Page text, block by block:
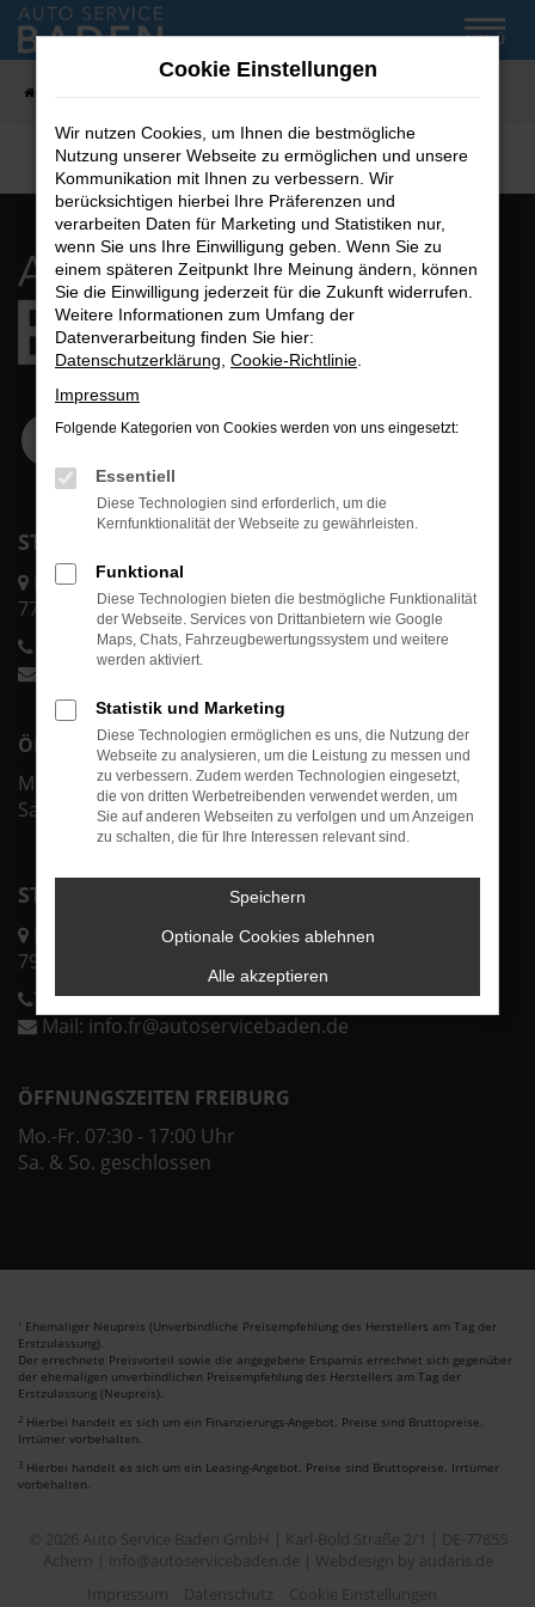
Zum
Hauptinhalt
MENÜ
STANDORT ACHERN
Karl-Bold-Str. 2/1
77855 Achern
Telefon:0 78 41 60 00-70
info@autoservicebaden.de
ÖFFNUNGSZEITEN ACHERN
Mo.-Fr. 07:30 - 18:00 Uhr
Sa. & So. geschlossen
STANDORT FREIBURG
Lörracher Str. 43
79115 Freiburg
Telefon:0 76 11 37 32 25 0
Mail: info.fr@autoservicebaden.de
ÖFFNUNGSZEITEN FREIBURG
Mo.-Fr. 07:30 - 17:00 Uhr
Sa. & So. geschlossen
1 Ehemaliger Neupreis (Unverbindliche Preisempfehlung des Herstellers am Tag der
Erstzulassung).
Der errechnete Preisvorteil sowie die angegebene Ersparnis errechnet sich gegenüber
der ehemaligen unverbindlichen Preisempfehlung des Herstellers am Tag der
Erstzulassung (Neupreis).
2 Hierbei handelt es sich um ein Finanzierungs-Angebot. Preise sind Bruttopreise.
Irrtümer vorbehalten.
3 Hierbei handelt es sich um ein Leasing-Angebot. Preise sind Bruttopreise. Irrtümer
vorbehalten.
© 2026 Auto Service Baden GmbH | Karl-Bold Straße 2/1 | DE-77855
Achern | info@autoservicebaden.de | Webdesign by audaris.de
Impressum
Datenschutz Cookie Einstellungen
Cookie Einstellungen
Wir nutzen Cookies, um Ihnen die bestmögliche
Nutzung unserer Webseite zu ermöglichen und unsere
Kommunikation mit Ihnen zu verbessern. Wir
berücksichtigen hierbei Ihre Präferenzen und
verarbeiten Daten für Marketing und Statistiken nur,
wenn Sie uns Ihre Einwilligung geben. Wenn Sie zu
einem späteren Zeitpunkt Ihre Meinung ändern, können
Sie die Einwilligung jederzeit für die Zukunft widerrufen.
Weitere Informationen zum Umfang der
Datenverarbeitung finden Sie hier:
Datenschutzerklärung Cookie-Richtlinie
Impressum
Folgende Kategorien von Cookies werden von uns eingesetzt:
Essentiell
Diese Technologien sind erforderlich, um die
Kernfunktionalität der Webseite zu gewährleisten.
Funktional
Diese Technologien bieten die bestmögliche Funktionalität
der Webseite. Services von Drittanbietern wie Google
Maps, Chats, Fahrzeugbewertungssystem und weitere
werden aktiviert.
Statistik und Marketing
Diese Technologien ermöglichen es uns, die Nutzung der
Webseite zu analysieren, um die Leistung zu messen und
zu verbessern. Zudem werden Technologien eingesetzt,
die von dritten Werbetreibenden verwendet werden, um
Sie auf anderen Webseiten zu verfolgen und um Anzeigen
zu schalten, die für Ihre Interessen relevant sind.
Speichern
Optionale Cookies ablehnen
Alle akzeptieren